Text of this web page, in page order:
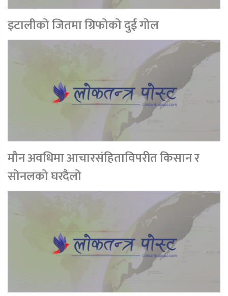
इटालीको जितमा ग्रिफोको दुई गोल
मौन अवधिमा आचारसंहिताविपरीत किसान र
सोनलको घरदैलो